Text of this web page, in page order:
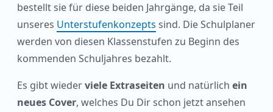
bestellt sie für diese beiden Jahrgänge, da sie Teil
unseres Unterstufenkonzepts sind. Die Schulplaner
werden von diesen Klassenstufen zu Beginn des
kommenden Schuljahres bezahlt.
Es gibt wiederviele Extraseiten und natürlich ein
neues Cover, welches Du Dir schon jetzt ansehen